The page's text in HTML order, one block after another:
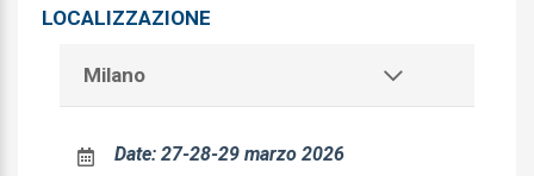
Chirurgia plastica e ricostruttiva
Chirurgia vascolare
Continuita assistenziale
LOCALIZZAZIONE
Milano
Date: 27-28-29 marzo 2026